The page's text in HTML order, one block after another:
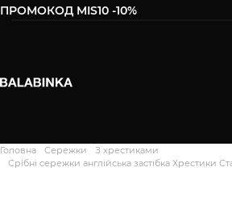
ПРОМОКОД MIS10 -10%
Головна Сережки
З хрестиками
Срібні cережки англійська застібка Хрестики
Дякуємо. Ваш відгук
відправлено на модерацію
відправлено СМС про наявність